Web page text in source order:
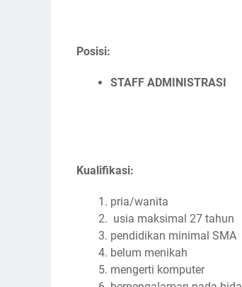
Posisi:
STAFF ADMINISTRASI
Kualifikasi:
pria/wanita
usia maksimal 27 tahun
pendidikan minimal SMA
belum menikah
mengerti komputer